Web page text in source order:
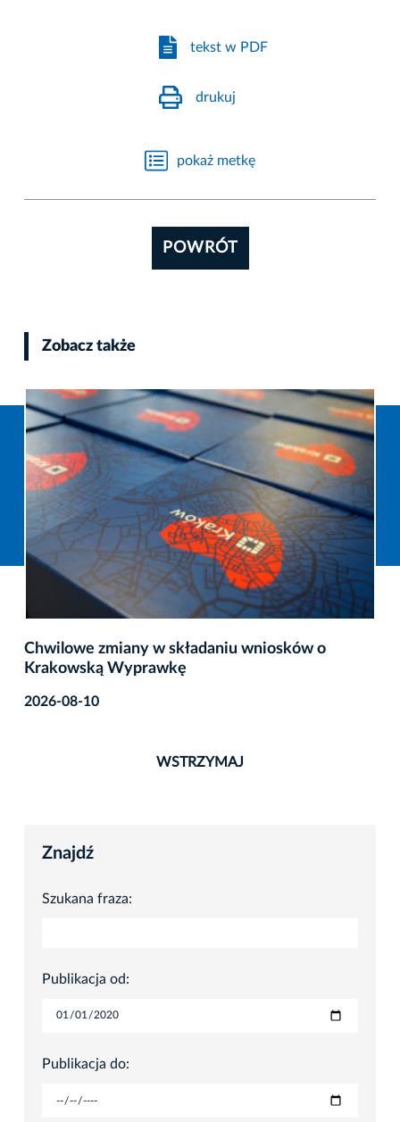
tekst w PDF
drukuj
pokaż metkę
POWRÓT
Zobacz także
Chwilowe zmiany w składaniu wniosków o
Krakowską Wyprawkę
2026-08-10
WSTRZYMAJ
Znajdź
Szukana fraza:
Publikacja od:
Publikacja do: